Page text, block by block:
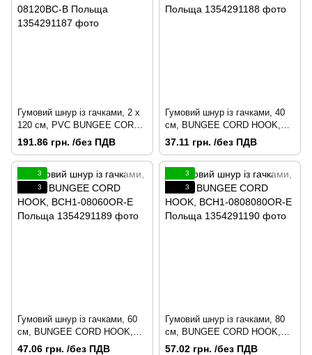
Гумовий шнур із гачками, 2 х
120 см, PVC BUNGEE CORD
HOOK, BCH2-08120BC-B
191.86 грн. /без ПДВ
Гумовий шнур із гачками, 40
см, BUNGEE CORD HOOK,
BCH1-08040GY-E Польща
37.11 грн. /без ПДВ
3
3
Гумовий шнур із гачками, 60
см, BUNGEE CORD HOOK,
BCH1-08060OR-E Польща
47.06 грн. /без ПДВ
3
3
Гумовий шнур із гачками, 80
см, BUNGEE CORD HOOK,
BCH1-0808080OR-E Польща
57.02 грн. /без ПДВ